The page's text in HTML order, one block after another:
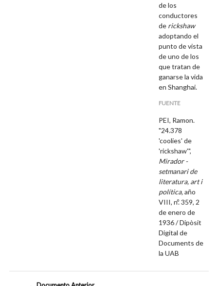
de los
conductores
de rickshaw
adoptando el
punto de vista
de uno de los
que tratan de
ganarse la vida
en Shanghai.
FUENTE
PEI, Ramon.
"24.378
'coolies' de
'rickshaw'",
Mirador -
setmanari de
literatura, art i
política,año
VIII, nº. 359, 2
de enero de
1936 /Dipòsit
Digital de
Documents de
la UAB